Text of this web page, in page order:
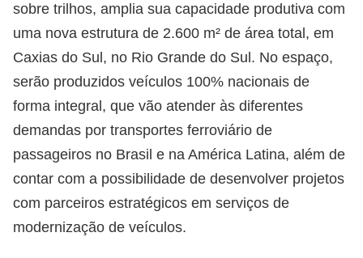
sobre trilhos, amplia sua capacidade produtiva com
uma nova estrutura de 2.600 m² de área total, em
Caxias do Sul, no Rio Grande do Sul. No espaço,
serão produzidos veículos 100% nacionais de
forma integral, que vão atender às diferentes
demandas por transportes ferroviário de
passageiros no Brasil e na América Latina, além de
contar com a possibilidade de desenvolver projetos
com parceiros estratégicos em serviços de
modernização de veículos.